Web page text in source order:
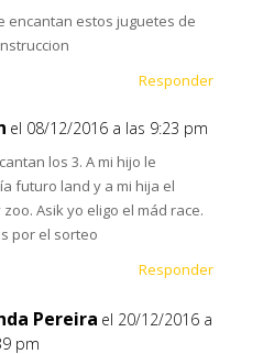
encantan estos juguetes de
Responder
el 08/12/2016 a las 9:23 pm
los 3. A mi hijo le
futuro land y a mi hija el
zoo. Asik yo eligo el mád race.
por el sorteo
Responder
Pereira el 20/12/2016 a
pm